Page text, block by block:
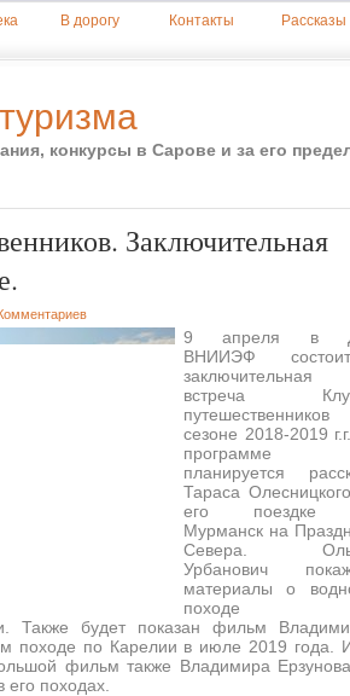
В дорогу Контакты Рассказы
конкурсы в Сарове и за его
Заключительная
9 апреля в
ВНИИЭФ
заключительная
встреча
сезоне 2018-2019
программе
планируется
Тараса
его поездке
Мурманск на
Севера.
Урбанович
материалы о
походе
Также будет показан фильм
походе по Карелии в июле 2019 года.
фильм также Владимира
походах.